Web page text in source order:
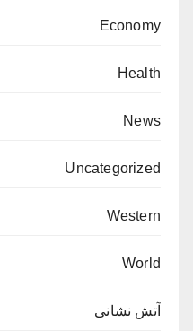
Economy
Health
News
Uncategorized
Western
World
آتش نشانی